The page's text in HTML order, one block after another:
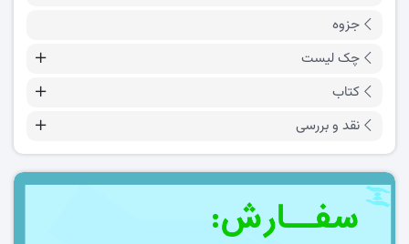
جزوه
چک لیست
کتاب
نقد و بررسی